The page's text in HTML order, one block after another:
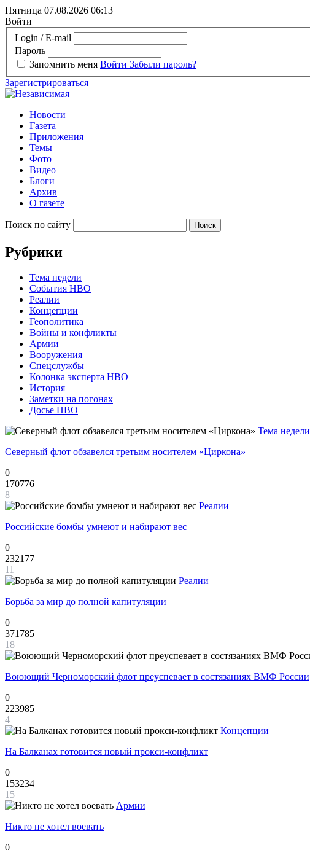
Пятница 07.08.2026 06:13
Войти
Login / E-mail
Пароль
Запомнить меня Войти Забыли пароль?
Зарегистрироваться
Новости
Газета
Приложения
Темы
Фото
Видео
Блоги
Архив
О газете
Поиск по сайту
Рубрики
Тема недели
События НВО
Реалии
Концепции
Геополитика
Войны и конфликты
Армии
Вооружения
Спецслужбы
Колонка эксперта НВО
История
Заметки на погонах
Досье НВО
Тема недели
Северный флот обзавелся третьим носителем «Циркона»
0
170776
8
Реалии
Российские бомбы умнеют и набирают вес
0
232177
11
Реалии
Борьба за мир до полной капитуляции
0
371785
18
Воюющий Черноморский флот преуспевает в состязаниях ВМФ России
0
223985
4
Концепции
На Балканах готовится новый прокси-конфликт
0
153234
15
Армии
Никто не хотел воевать
0